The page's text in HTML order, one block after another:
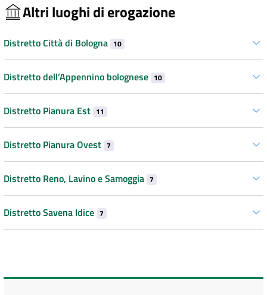
Altri luoghi di erogazione
Distretto Città di Bologna 10
Distretto dell’Appennino bolognese 10
Distretto Pianura Est 11
Distretto Pianura Ovest 7
Distretto Reno, Lavino e Samoggia 7
Distretto Savena Idice 7